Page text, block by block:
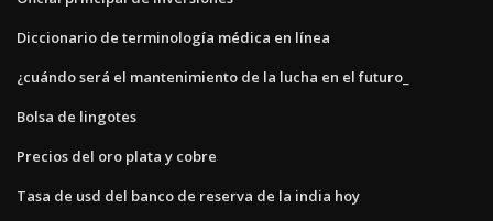
Diccionario de terminología médica en línea
¿cuándo será el mantenimiento de la lucha en el futuro_
Bolsa de lingotes
Precios del oro plata y cobre
Tasa de usd del banco de reserva de la india hoy